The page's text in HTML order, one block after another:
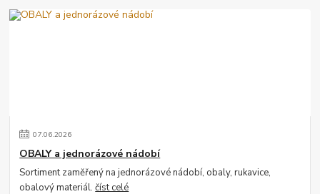
07.06.2026
OBALY a jednorázové nádobí
Sortiment zaměřený na jednorázové nádobí, obaly, rukavice,
obalový materiál.číst celé